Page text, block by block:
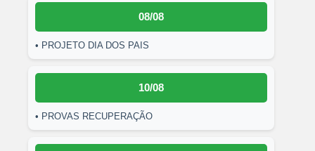
08/08
• PROJETO DIA DOS PAIS
10/08
• PROVAS RECUPERAÇÃO